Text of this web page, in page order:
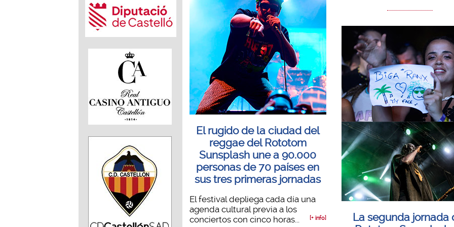
El rugido de la ciudad del
reggae del Rototom
Sunsplash une a 90.000
personas de 70 países en
sus tres primeras jornadas
El festival depliega cada día una
agenda cultural previa a los
conciertos con cinco horas...
[+ info]
La segunda jornada